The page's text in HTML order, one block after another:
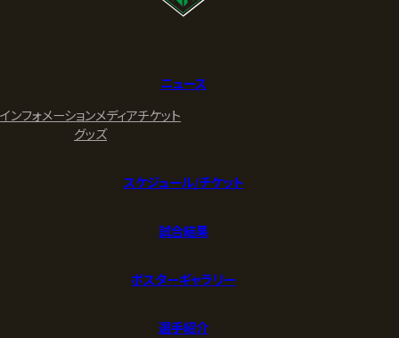
ニュース
インフォメーションメディアチケット
グッズ
スケジュール/チケット
試合結果
ポスターギャラリー
選手紹介